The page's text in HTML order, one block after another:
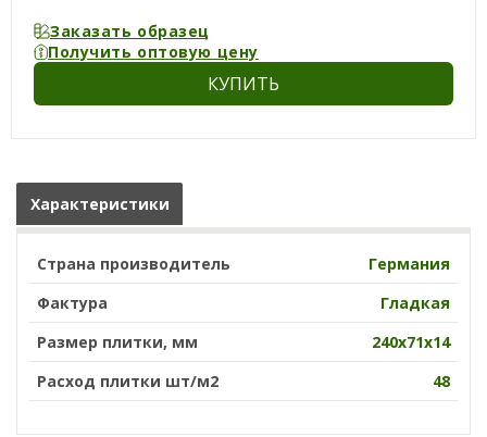
Заказать образец
Получить оптовую цену
КУПИТЬ
Характеристики
Страна производитель
Германия
Фактура
Гладкая
Размер плитки, мм
240х71х14
Расход плитки шт/м2
48